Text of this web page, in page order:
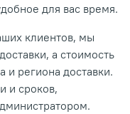
для вас время.
клиентов, мы
а стоимость
и региона доставки.
и сроков,